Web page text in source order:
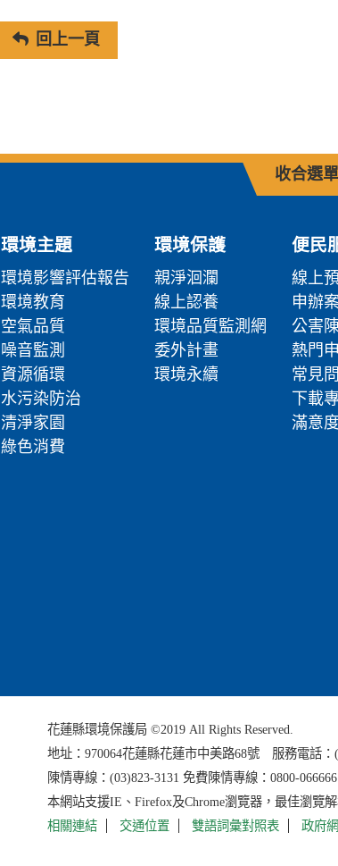
回上一頁
收合選單
環境主題
環境影響評估報告
環境教育
空氣品質
噪音監測
資源循環
水污染防治
清淨家園
綠色消費
環境保護
親淨洄瀾
線上認養
環境品質監測網
委外計畫
環境永續
便民
線上
申辦
公害
熱門
常見
下載
滿意
花蓮縣環境保護局 ©2019 All Rights Reserved.
地址： 970064花蓮縣花蓮市中美路68號 服務電話：
陳情專線：(03)823-3131 免費陳情專線：0800-066666
本網站支援IE、Firefox及Chrome瀏覽器，最佳瀏覽解
相關連結
交通位置 雙語詞彙對照表 政府